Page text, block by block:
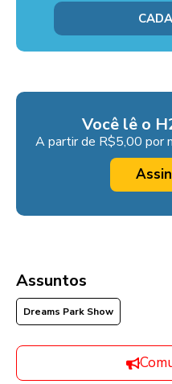
Você lê o
A partir de R$5,00 por
Assuntos
Dreams Park Show